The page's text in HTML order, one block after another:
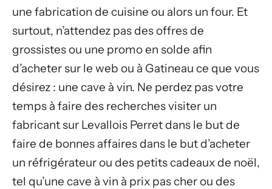
une fabrication de cuisine ou alors un four. Et
surtout, n’attendez pas des offres de
grossistes ou une promo en solde afin
d’acheter sur le web ou à Gatineau ce que vous
désirez : une cave à vin. Ne perdez pas votre
temps à faire des recherches visiter un
fabricant sur Levallois Perret dans le but de
faire de bonnes affaires dans le but d’acheter
un réfrigérateur ou des petits cadeaux de noël,
tel qu’une cave à vin à prix pas cher ou des